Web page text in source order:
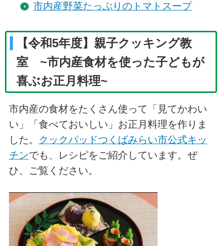
市内産野菜たっぷりのトマトスープ
【令和5年度】親子クッキング教
室 ~市内産食材を使った子どもが
喜ぶお正月料理~
市内産の食材をたくさん使って「見てかわい
い」「食べておいしい」お正月料理を作りま
した。 クックパッドつくばみらい市公式キッ
チンでも、レシピをご紹介しています。ぜ
ひ、ご覧ください。